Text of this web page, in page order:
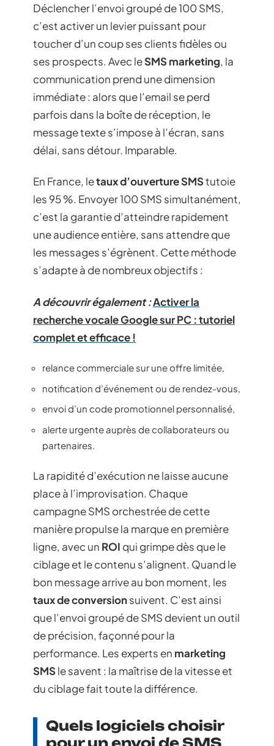
Déclencher l’envoi groupé de 100 SMS,
c’est activer un levier puissant pour
toucher d’un coup ses clients fidèles ou
ses prospects. Avec leSMS marketing, la
communication prend une dimension
immédiate : alors que l’email se perd
parfois dans la boîte de réception, le
message texte s’impose à l’écran, sans
délai, sans détour. Imparable.
En France, letaux d’ouverture SMStutoie
les 95 %. Envoyer 100 SMS simultanément,
c’est la garantie d’atteindre rapidement
une audience entière, sans attendre que
les messages s’égrènent. Cette méthode
s’adapte à de nombreux objectifs :
A découvrir également :Activer la
recherche vocale Google sur PC : tutoriel
complet et efficace !
relance commerciale sur une offre limitée,
notification d’événement ou de rendez-vous,
envoi d’un code promotionnel personnalisé,
alerte urgente auprès de collaborateurs ou
partenaires.
La rapidité d’exécution ne laisse aucune
place à l’improvisation. Chaque
campagne SMS orchestrée de cette
manière propulse la marque en première
ligne, avec un ROI qui grimpe dès que le
ciblage et le contenu s’alignent. Quand le
bon message arrive au bon moment, les
taux de conversionsuivent. C’est ainsi
que l’envoi groupé de SMS devient un outil
de précision, façonné pour la
performance. Les experts en marketing
SMSle savent : la maîtrise de la vitesse et
du ciblage fait toute la différence.
Quels logiciels choisir
pour un envoi de SMS